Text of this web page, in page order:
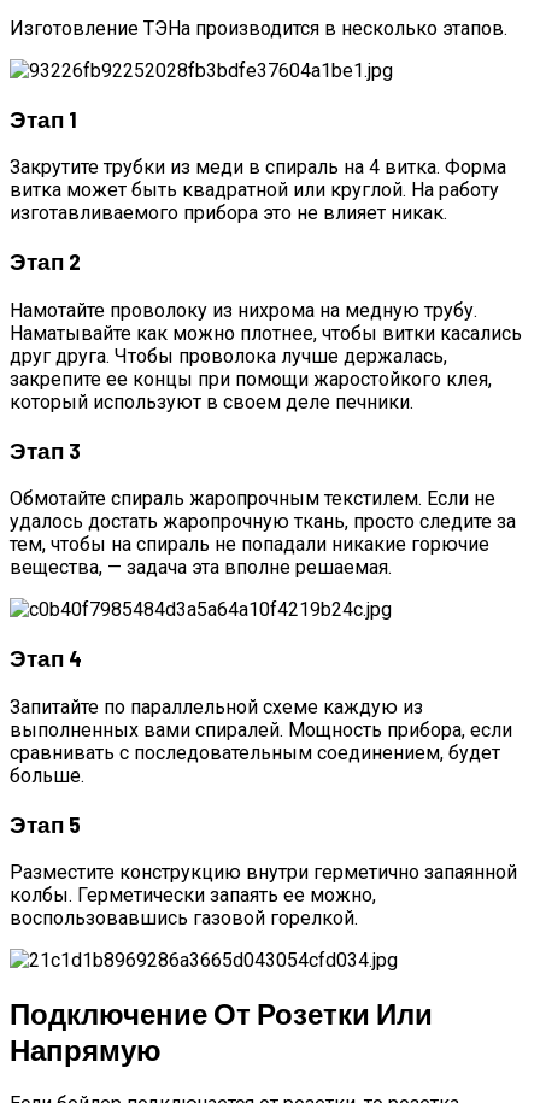
Изготовление ТЭНа производится в несколько этапов.
Этап 1
Закрутите трубки из меди в спираль на 4 витка. Форма
витка может быть квадратной или круглой. На работу
изготавливаемого прибора это не влияет никак.
Этап 2
Намотайте проволоку из нихрома на медную трубу.
Наматывайте как можно плотнее, чтобы витки касались
друг друга. Чтобы проволока лучше держалась,
закрепите ее концы при помощи жаростойкого клея,
который используют в своем деле печники.
Этап 3
Обмотайте спираль жаропрочным текстилем. Если не
удалось достать жаропрочную ткань, просто следите за
тем, чтобы на спираль не попадали никакие горючие
вещества, — задача эта вполне решаемая.
Этап 4
Запитайте по параллельной схеме каждую из
выполненных вами спиралей. Мощность прибора, если
сравнивать с последовательным соединением, будет
больше.
Этап 5
Разместите конструкцию внутри герметично запаянной
колбы. Герметически запаять ее можно,
воспользовавшись газовой горелкой.
Подключение От Розетки Или
Напрямую